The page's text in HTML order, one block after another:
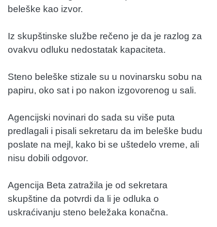
beleške kao izvor.
Iz skupštinske službe rečeno je da je razlog za
ovakvu odluku nedostatak kapaciteta.
Steno beleške stizale su u novinarsku sobu na
papiru, oko sat i po nakon izgovorenog u sali.
Agencijski novinari do sada su više puta
predlagali i pisali sekretaru da im beleške budu
poslate na mejl, kako bi se uštedelo vreme, ali
nisu dobili odgovor.
Agencija Beta zatražila je od sekretara
skupštine da potvrdi da li je odluka o
uskraćivanju steno beležaka konačna.